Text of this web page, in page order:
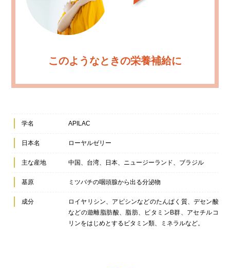
このようなときの栄養補給に
学名 APILAC
日本名 ローヤルゼリー
主な産地 中国、台湾、日本、ニュージーランド、ブラジル
基原 ミツバチの咽頭腺から出る分泌物
成分
ロイヤリシン、アピシンなどのたんぱく質、デセン酸
などの遊離脂肪酸、脂肪、ビタミンB群、アセチルコ
リンをはじめとするビタミン類、ミネラルなど。